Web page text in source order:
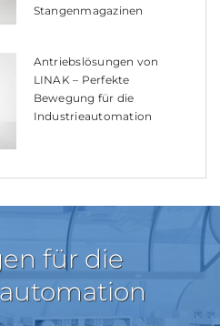
Stangenmagazinen
Antriebslösungen von
LINAK – Perfekte
Bewegung für die
Industrieautomation
für die